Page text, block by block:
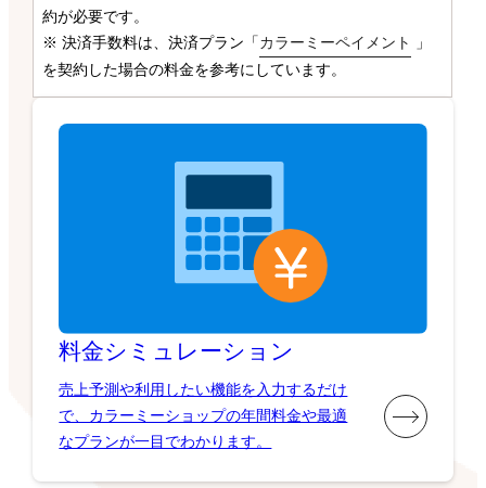
約が必要です。
※ 決済手数料は、決済プラン「 カラーミーペイメント
」
を契約した場合の料金を参考にしています。
料金シミュレーション
売上予測や利用したい機能を入力するだけ
で、カラーミーショップの年間料金や最適
なプランが一目でわかります。